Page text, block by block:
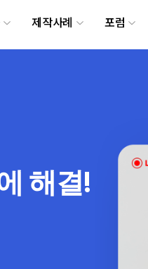
제작사례 포럼
해결!